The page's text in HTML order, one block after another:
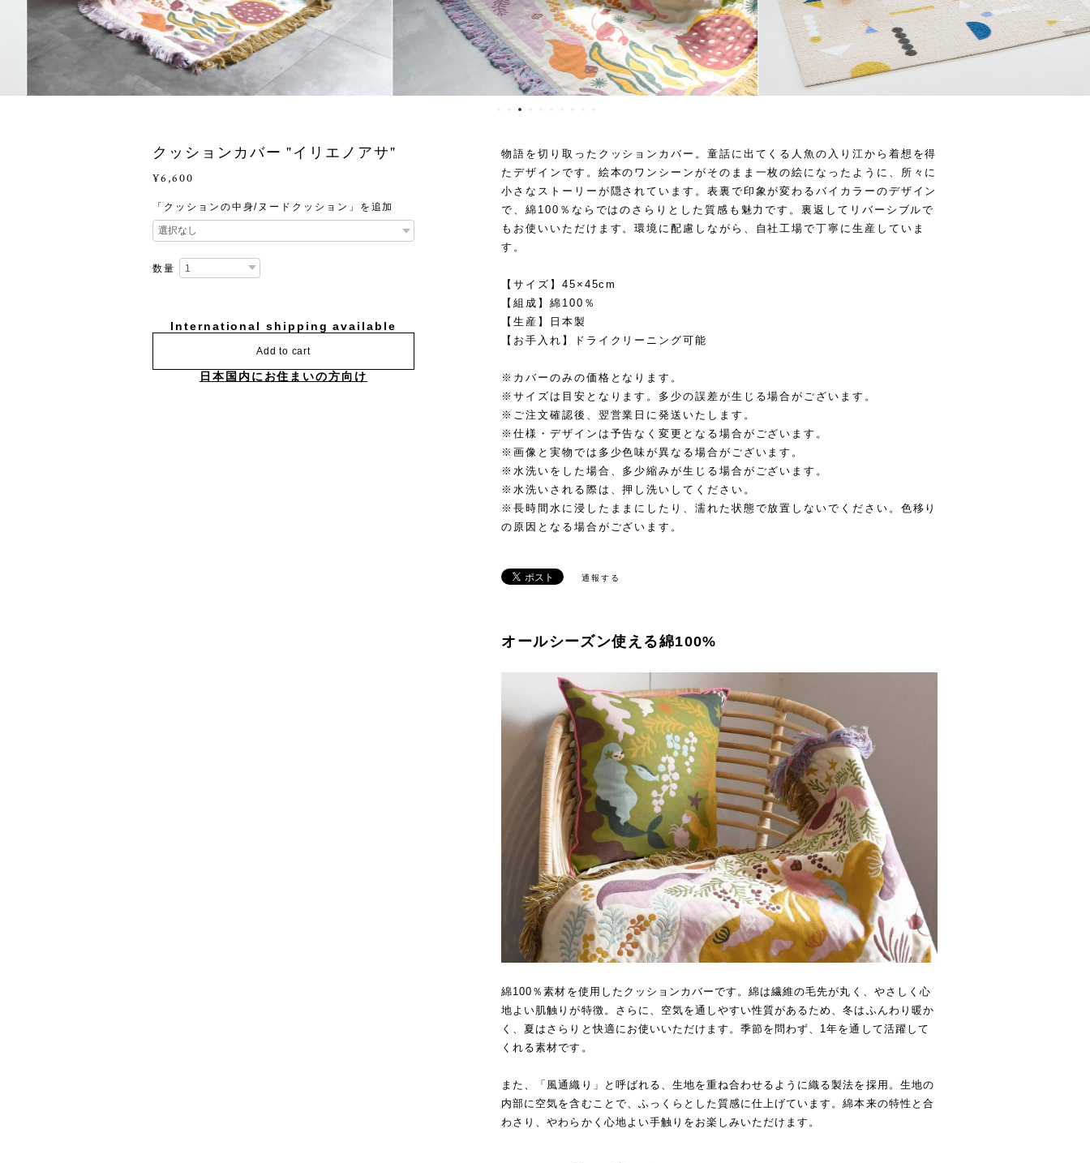
クッションカバー "イリエノアサ"
¥6,600
「クッションの中身/ヌードクッション」を追加
数量
International shipping available
Add to cart
日本国内にお住まいの方向け
物語を切り取ったクッションカバー。童話に出てくる人魚の入り江から着想を得
たデザインです。絵本のワンシーンがそのまま一枚の絵になったように、所々に
小さなストーリーが隠されています。表裏で印象が変わるバイカラーのデザイン
で、綿100％ならではのさらりとした質感も魅力です。裏返してリバーシブルで
もお使いいただけます。環境に配慮しながら、自社工場で丁寧に生産していま
す。
【サイズ】45×45cm
【組成】綿100％
【生産】日本製
【お手入れ】ドライクリーニング可能
※カバーのみの価格となります。
※サイズは目安となります。多少の誤差が生じる場合がございます。
※ご注文確認後、翌営業日に発送いたします。
※仕様・デザインは予告なく変更となる場合がございます。
※画像と実物では多少色味が異なる場合がございます。
※水洗いをした場合、多少縮みが生じる場合がございます。
※水洗いされる際は、押し洗いしてください。
※長時間水に浸したままにしたり、濡れた状態で放置しないでください。色移り
の原因となる場合がございます。
通報する
オールシーズン使える綿100%
綿100％素材を使用したクッションカバーです。綿は繊維の毛先が丸く、やさしく心
地よい肌触りが特徴。さらに、空気を通しやすい性質があるため、冬はふんわり暖か
く、夏はさらりと快適にお使いいただけます。季節を問わず、1年を通して活躍して
くれる素材です。
また、「風通織り」と呼ばれる、生地を重ね合わせるように織る製法を採用。生地の
内部に空気を含むことで、ふっくらとした質感に仕上げています。綿本来の特性と合
わさり、やわらかく心地よい手触りをお楽しみいただけます。